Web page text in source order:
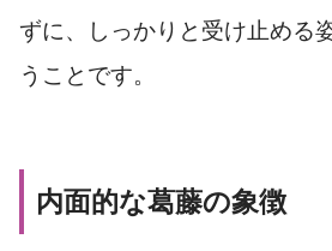
ずに、しっかりと受け止める
うことです。
内面的な葛藤の象徴